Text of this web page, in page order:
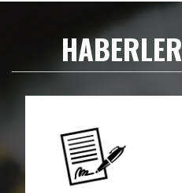
HABERLER